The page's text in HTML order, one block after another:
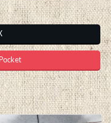
Pocket